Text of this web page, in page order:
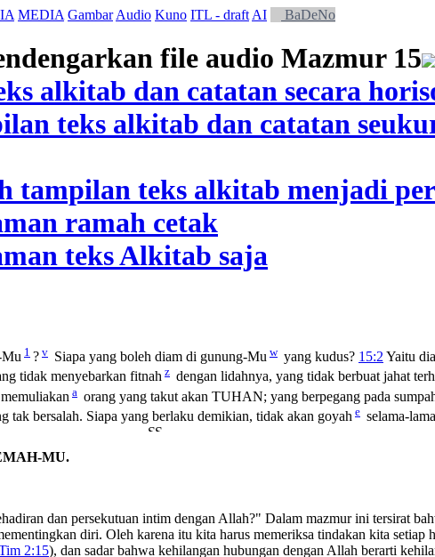
MEDIA Gambar Audio Kuno ITL - draft AI BaDeNo
Mu 1 ? v Siapa yang boleh diam di gunung-Mu w yang kudus? 15:2 Yaitu
tidak menyebarkan fitnah z dengan lidahnya, yang tidak berbuat jahat
a orang yang takut akan TUHAN; yang berpegang pada
tak bersalah. Siapa yang berlaku demikian, tidak akan goyah e selama-
MU.
dan persekutuan intim dengan Allah?" Dalam mazmur ini tersirat
diri. Oleh karena itu kita harus memeriksa tindakan kita setiap
2:15), dan sadar bahwa kehilangan hubungan dengan Allah berarti